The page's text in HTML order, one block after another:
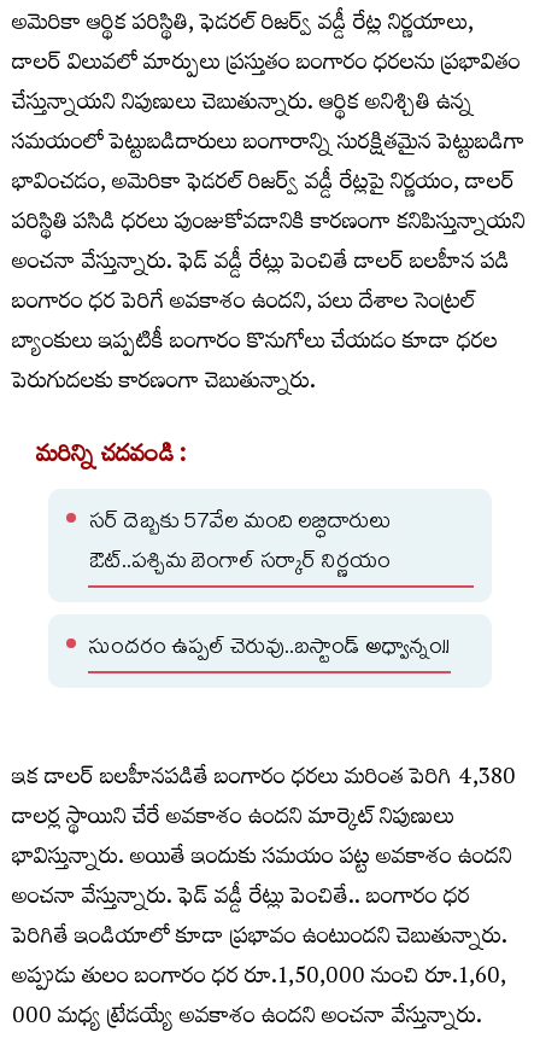
అమెరికా ఆర్థిక పరిస్థితి, ఫెడరల్ రిజర్వ్ వడ్డీ రేట్ల నిర్ణయాలు,
డాలర్ విలువలో మార్పులు ప్రస్తుతం బంగారం ధరలను ప్రభావితం
చేస్తున్నాయని నిపుణులు చెబుతున్నారు. ఆర్థిక అనిశ్చితి ఉన్న
సమయంలో పెట్టుబడిదారులు బంగారాన్ని సురక్షితమైన పెట్టుబడిగా
భావించడం, అమెరికా ఫెడరల్ రిజర్వ్ వడ్డీ రేట్లపై నిర్ణయం, డాలర్
పరిస్థితి పసిడి ధరలు పుంజుకోవడానికి కారణంగా కనిపిస్తున్నాయని
అంచనా వేస్తున్నారు. ఫెడ్ వడ్డీ రేట్లు పెంచితే డాలర్ బలహీన పడి
బంగారం ధర పెరిగే అవకాశం ఉందని, పలు దేశాల సెంట్రల్
బ్యాంకులు ఇప్పటికీ బంగారం కొనుగోలు చేయడం కూడా ధరల
పెరుగుదలకు కారణంగా చెబుతున్నారు.
మరిన్ని చదవండి :
సర్ దెబ్బకు 57వేల మంది లబ్ధిదారులు
ఔట్..పశ్చిమ బెంగాల్ సర్కార్ నిర్ణయం
సుందరం ఉప్పల్ చెరువు..బస్టాండ్ అధ్వాన్నం!!
ఇక డాలర్ బలహీనపడితే బంగారం ధరలు మరింత పెరిగి 4,380
డాలర్ల స్థాయిని చేరే అవకాశం ఉందని మార్కెట్ నిపుణులు
భావిస్తున్నారు. అయితే ఇందుకు సమయం పట్ట అవకాశం ఉందని
అంచనా వేస్తున్నారు. ఫెడ్ వడ్డీ రేట్లు పెంచితే.. బంగారం ధర
పెరిగితే ఇండియాలో కూడా ప్రభావం ఉంటుందని చెబుతున్నారు.
అప్పుడు తులం బంగారం ధర రూ.1,50,000 నుంచి రూ.1,60,
000 మధ్య ట్రేడయ్యే అవకాశం ఉందని అంచనా వేస్తున్నారు.